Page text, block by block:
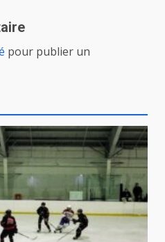
pour publier un